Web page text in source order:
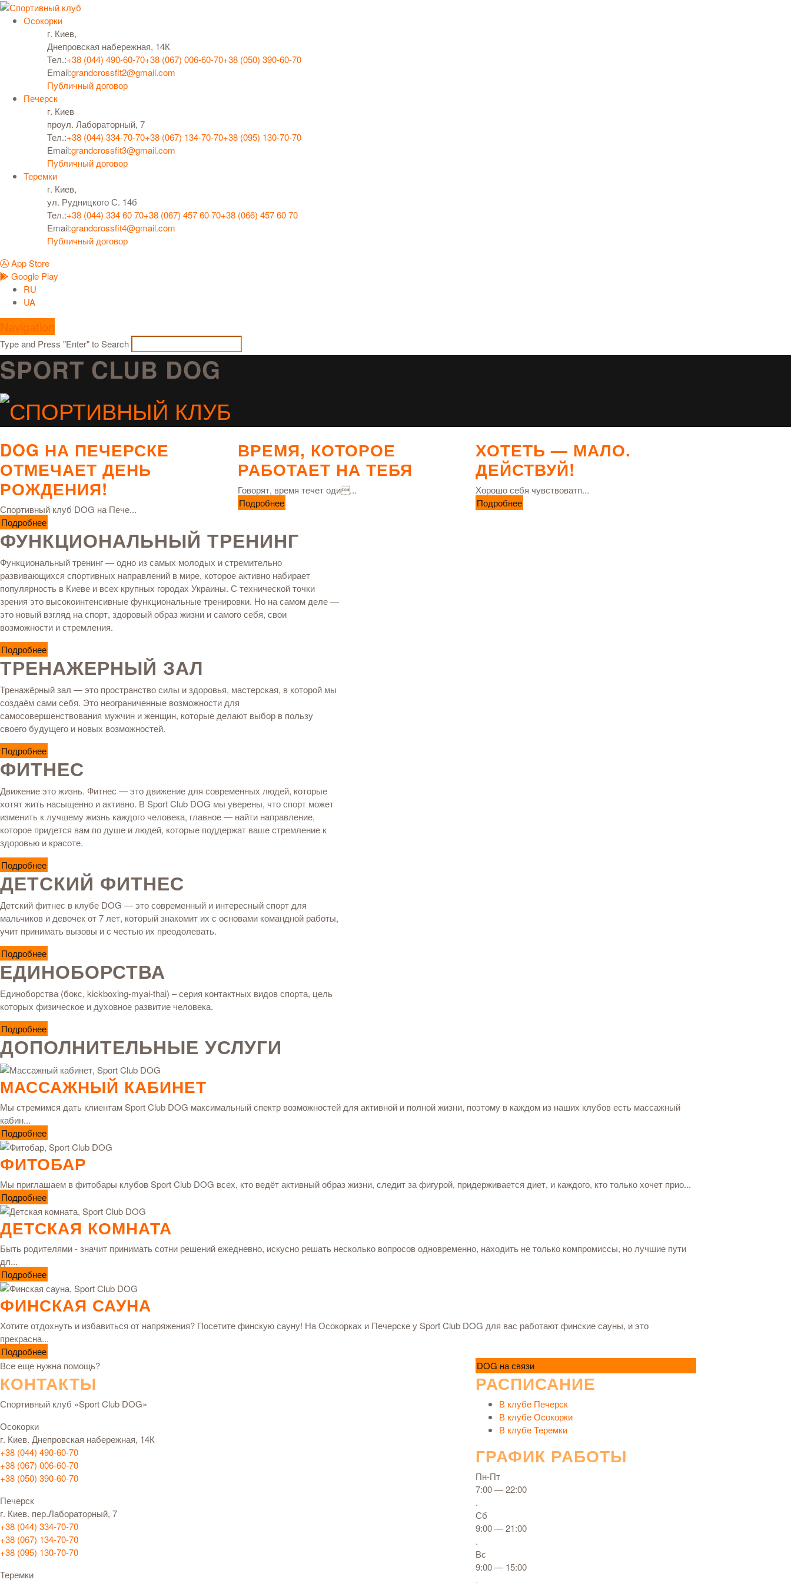
Осокорки
г. Киев,
Днепровская набережная, 14К
Тел.:+38 (044) 490-60-70+38 (067) 006-60-70+38 (050) 390-60-70
Email:grandcrossfit2@gmail.com
Публичный договор
Печерск
г. Киев
проул. Лабораторный, 7
Тел.:+38 (044) 334-70-70+38 (067) 134-70-70+38 (095) 130-70-70
Email:grandcrossfit3@gmail.com
Публичный договор
Теремки
г. Киев,
ул. Рудницкого С. 14б
Тел.:+38 (044) 334 60 70+38 (067) 457 60 70+38 (066) 457 60 70
Email:grandcrossfit4@gmail.com
Публичный договор
App Store
Google Play
RU
UA
Navigation
Type and Press "Enter" to Search
SPORT CLUB DOG
DOG НА ПЕЧЕРСКЕ
ОТМЕЧАЕТ ДЕНЬ
РОЖДЕНИЯ!
Спортивный клуб DOG на Пече...
Подробнее
ВРЕМЯ, КОТОРОЕ
РАБОТАЕТ НА ТЕБЯ
Говорят, время течет оди...
Подробнее
ХОТЕТЬ — МАЛО.
ДЕЙСТВУЙ!
Хорошо себя чувствоватn...
Подробнее
ФУНКЦИОНАЛЬНЫЙ ТРЕНИНГ
Функциональный тренинг —одно из самых молодых и стремительно
развивающихся спортивных направлений в мире, которое активно набирает
популярность в Киеве и всех крупных городах Украины. С технической точки
зрения это высокоинтенсивные функциональные тренировки. Но на самом деле —
это новый взгляд на спорт, здоровый образ жизни и самого себя, свои
возможности и стремления.
Подробнее
ТРЕНАЖЕРНЫЙ ЗАЛ
Тренажёрный зал — это пространство силы и здоровья, мастерская, в которой мы
создаём сами себя. Это неограниченные возможности для
самосовершенствования мужчин и женщин, которые делают выбор в пользу
своего будущего и новых возможностей.
Подробнее
ФИТНЕС
Движение это жизнь. Фитнес — это движение для современных людей, которые
хотят жить насыщенно и активно. В Sport Club DOG мы уверены, что спорт может
изменить к лучшему жизнь каждого человека, главное — найти направление,
которое придется вам по душе и людей, которые поддержат ваше стремление к
здоровью и красоте.
Подробнее
ДЕТСКИЙ ФИТНЕС
Детский фитнес в клубе DOG — это современный и интересный спорт для
мальчиков и девочек от 7 лет, который знакомит их с основами командной работы,
учит принимать вызовы и с честью их преодолевать.
Подробнее
ЕДИНОБОРСТВА
Единоборства (бокс, kickboxing-myai-thai) – серия контактных видов спорта, цель
которых физическое и духовное развитие человека.
Подробнее
ДОПОЛНИТЕЛЬНЫЕ УСЛУГИ
МАССАЖНЫЙ КАБИНЕТ
Мы стремимся дать клиентам Sport Club DOG максимальный спектр возможностей для активной и полной жизни, поэтому в каждом из наших клубов есть массажный
кабин...
Подробнее
ФИТОБАР
Мы приглашаем в фитобары клубов Sport Club DOG всех, кто ведёт активный образ жизни, следит за фигурой, придерживается диет, и каждого, кто только хочет прио...
Подробнее
ДЕТСКАЯ КОМНАТА
Быть родителями - значит принимать сотни решений ежедневно, искусно решать несколько вопросов одновременно, находить не только компромиссы, но лучшие пути
дл...
Подробнее
ФИНСКАЯ САУНА
Хотите отдохнуть и избавиться от напряжения? Посетите финскую сауну! На Осокорках и Печерске у Sport Club DOG для вас работают финские сауны, и это
прекрасна...
Подробнее
Все еще нужна помощь?
DOG на связи
КОНТАКТЫ
Спортивный клуб «Sport Club DOG»
Осокорки
г. Киев. Днепровская набережная, 14К
+38 (044) 490-60-70
+38 (067) 006-60-70
+38 (050) 390-60-70
Печерск
г. Киев. пер.Лабораторный, 7
+38 (044) 334-70-70
+38 (067) 134-70-70
+38 (095) 130-70-70
Теремки
РАСПИСАНИЕ
В клубе Печерск
В клубе Осокорки
В клубе Теремки
ГРАФИК РАБОТЫ
Пн-Пт
7:00 — 22:00
.
Сб
9:00 — 21:00
.
Вс
9:00 — 15:00
.